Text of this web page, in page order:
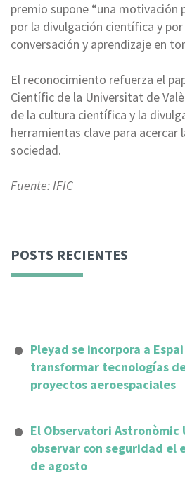
premio supone “una motivación
por la divulgación científica y
conversación y aprendizaje en
El reconocimiento refuerza el
Científic de la Universitat de
de la cultura científica y la
herramientas clave para acercar
sociedad.
Fuente: IFIC
POSTS RECIENTES
Pleyad se incorpora a
transformar tecnologías
proyectos aeroespaciales
El Observatori Astronòmic
observar con seguridad el
de agosto